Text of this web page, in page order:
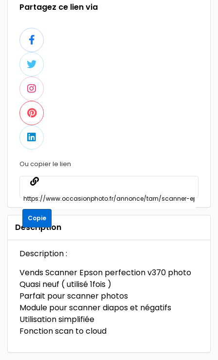
Partagez ce lien via
Ou copier le lien
Copie
Description
Description :
Vends Scanner Epson perfection v370 photo
Quasi neuf ( utilisé 1fois )
Parfait pour scanner photos
Module pour scanner diapos et négatifs
Utilisation simplifiée
Fonction scan to cloud